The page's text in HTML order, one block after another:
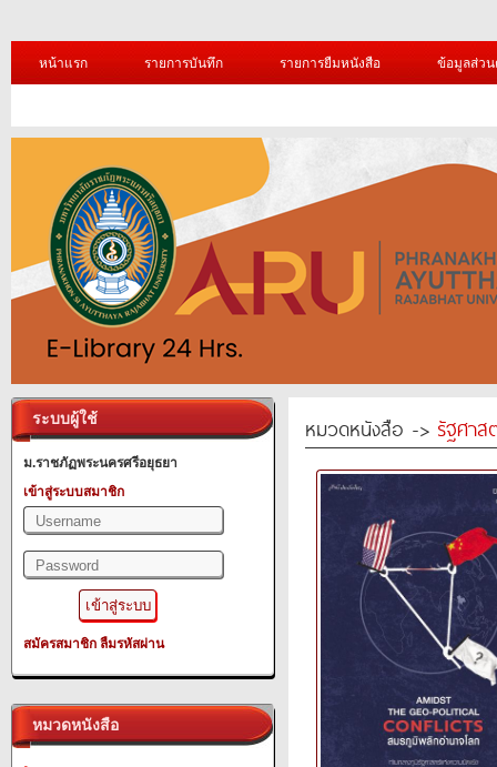
หน้าแรก รายการบันทึก รายการยืมหนังสือ ข้อมูลส่ว
ระบบผู้ใช้
ม.ราชภัฏพระนครศรีอยุธยา
เข้าสู่ระบบสมาชิก
สมัครสมาชิก ลืมรหัสผ่าน
หมวดหนังสือ
หมวดหนังสือ -> รัฐศาส